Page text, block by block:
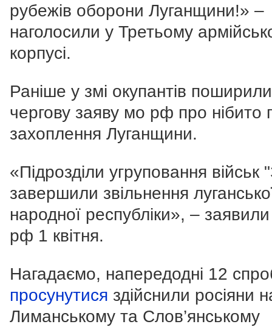
рубежів оборони Луганщини!» –
наголосили у Третьому
корпусі.
Раніше у змі окупантів поширили
чергову заяву мо рф про нібито
захоплення Луганщини.
«Підрозділи угруповання військ
завершили звільнення
народної республіки», –
рф 1 квітня.
Нагадаємо, напередодні 12
просунутися здійснили росіяни
Лиманському та Слов’янському